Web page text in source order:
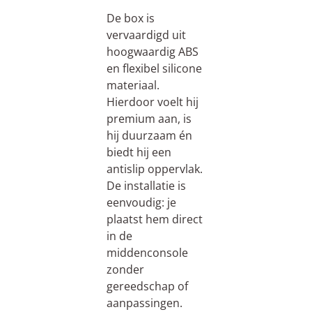
De box is
vervaardigd uit
hoogwaardig ABS
en flexibel silicone
materiaal.
Hierdoor voelt hij
premium aan, is
hij duurzaam én
biedt hij een
antislip oppervlak.
De installatie is
eenvoudig: je
plaatst hem direct
in de
middenconsole
zonder
gereedschap of
aanpassingen.